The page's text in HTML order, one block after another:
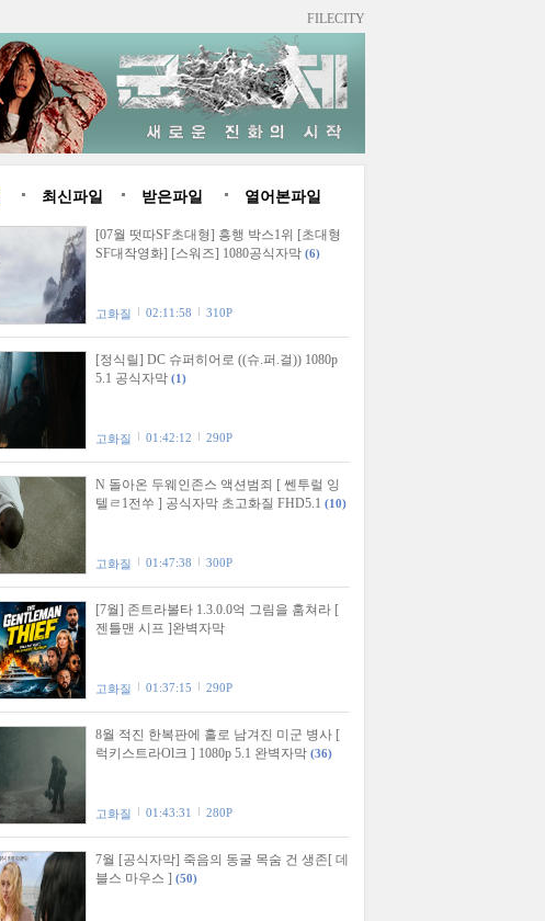
FILECITY
최신파일 받은파일 열어본파일
[07월 떳따SF초대형] 흥행 박스1위 [초대형
SF대작영화] [스워즈] 1080공식자막 (6)
고화질 02:11:58 310P
[정식릴] DC 슈퍼히어로 ((슈.퍼.걸)) 1080p
5.1 공식자막 (1)
고화질 01:42:12 290P
N 돌아온 두웨인존스 액션범죄 [ 쎈투럴 잉
텔ㄹ1전쑤 ] 공식자막 초고화질 FHD5.1 (10)
고화질 01:47:38 300P
[7월] 존트라볼타 1.3.0.0억 그림을 훔쳐라 [
젠틀맨 시프 ]완벽자막
고화질 01:37:15 290P
8월 적진 한복판에 홀로 남겨진 미군 병사 [
럭키스트라Ol크 ] 1080p 5.1 완벽자막 (36)
고화질 01:43:31 280P
7월 [공식자막] 죽음의 동굴 목숨 건 생존[ 데
블스 마우스 ] (50)